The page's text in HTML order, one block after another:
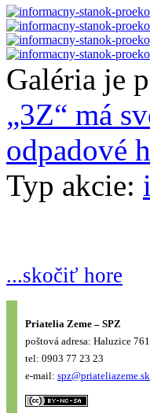
Galéria je
„3Z“ má
odpadové
Typ akcie:
...skočiť hore
Priatelia Zeme – SPZ
poštová adresa: Haluzice
tel: 0903 77 23 23
e-mail: spz@priateliazeme.sk